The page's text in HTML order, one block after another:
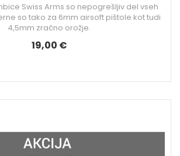
Swiss Arms so nepogrešljiv del vseh
so tako za 6mm airsoft pištole kot tudi
4,5mm zračno orožje.
19,00 €